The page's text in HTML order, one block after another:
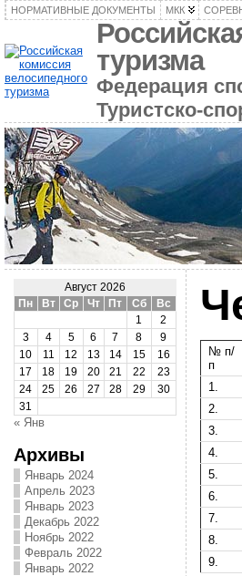
НОРМАТИВНЫЕ ДОКУМЕНТЫ МКК
туризма
Федерация
Туристско-
Август 2026
Пн
Вт Ср Чт Пт Сб
Вс
1
2
3
4 5 6 7 8
9
10
11 12 13 14 15
16
17
18 19 20 21 22
23
24
25 26 27 28 29
30
31
« Янв
Архивы
Январь 2024
Апрель 2023
Январь 2023
Декабрь 2022
Ноябрь 2022
Февраль 2022
Январь 2022
№ п/
п
1.
2.
3.
4.
5.
6.
7.
8.
9.